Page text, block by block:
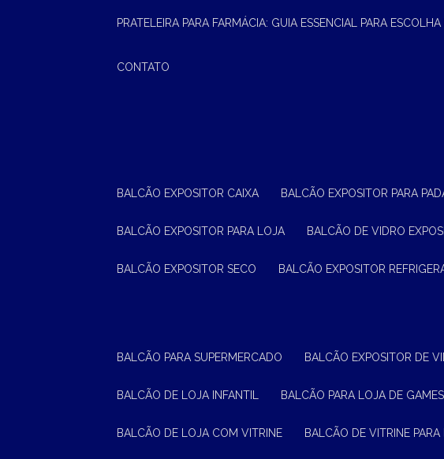
PRATELEIRA PARA FARMÁCIA: GUIA ESSENCIAL PARA
CONTATO
BALCÃO EXPOSITOR CAIXA BALCÃO EXPOSITOR PARA
BALCÃO EXPOSITOR PARA LOJA BALCÃO DE VIDRO
BALCÃO EXPOSITOR SECO BALCÃO EXPOSITOR
BALCÃO PARA SUPERMERCADO BALCÃO EXPOSITOR DE
BALCÃO DE LOJA INFANTIL BALCÃO PARA LOJA DE GAMES
BALCÃO DE LOJA COM VITRINE BALCÃO DE VITRINE